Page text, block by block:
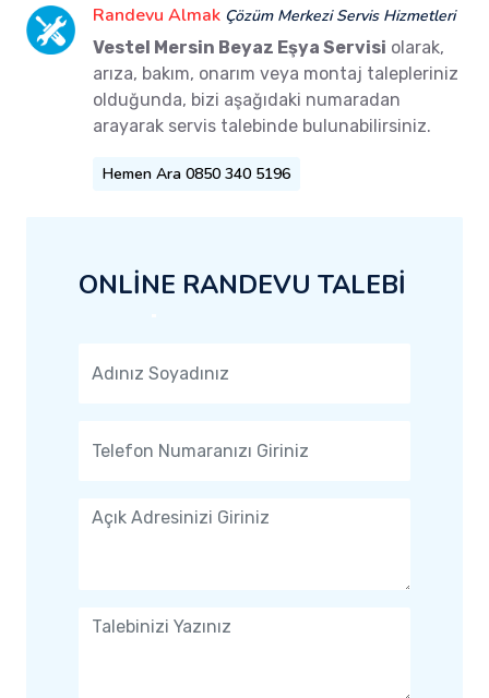
Randevu Almak Çözüm Merkezi Servis Hizmetleri
Vestel Mersin Beyaz Eşya Servisi olarak,
arıza, bakım, onarım veya montaj talepleriniz
olduğunda, bizi aşağıdaki numaradan
arayarak servis talebinde bulunabilirsiniz.
Hemen Ara 0850 340 5196
ONLİNE RANDEVU TALEBİ